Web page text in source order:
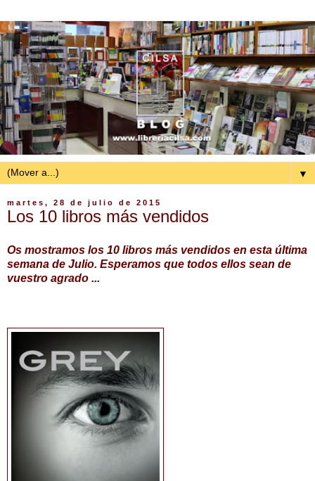
▼
martes, 28 de julio de 2015
Los 10 libros más vendidos
Os mostramos los 10 libros más vendidos en esta última
semana de Julio. Esperamos que todos ellos sean de
vuestro agrado ...